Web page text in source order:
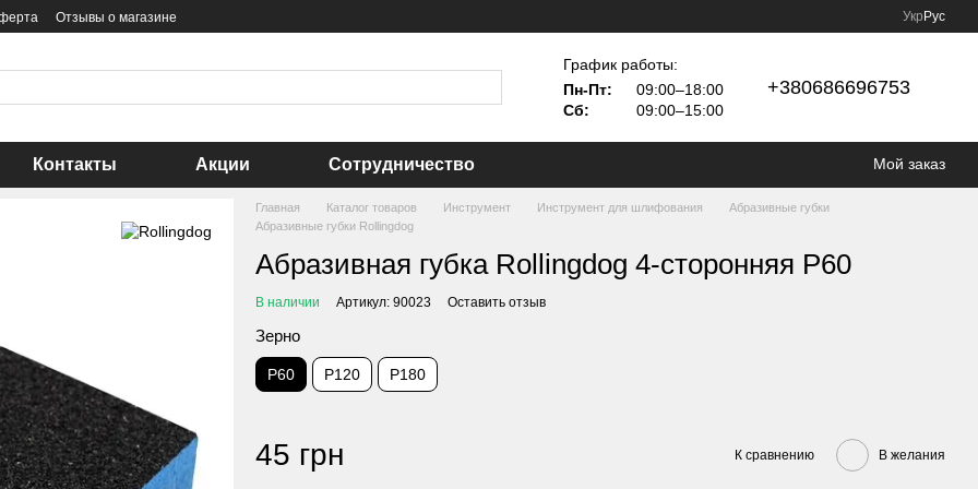
Отзывы о магазине Укр Рус
График работы:
Пн-Пт:
09:00–18:00
Сб:
09:00–15:00
+380686696753
Контакты Акции Сотрудничество Мой заказ
Главная Каталог товаров Инструмент Инструмент для шлифования
Абразивные губки
Абразивные губки Rollingdog
Абразивная губка Rollingdog 4-сторонняя P60
В наличии Артикул: 90023 Оставить отзыв
Зерно
P60 P120 P180
45 грн К сравнению В желания